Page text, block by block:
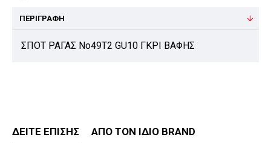
ΠΕΡΙΓΡΑΦΉ
ΣΠΟΤ ΡΑΓΑΣ Νο49Τ2 GU10 ΓΚΡΙ ΒΑΦΗΣ
ΔΕΊΤΕ ΕΠΊΣΗΣ ΑΠΌ ΤΟΝ ΊΔΙΟ BRAND